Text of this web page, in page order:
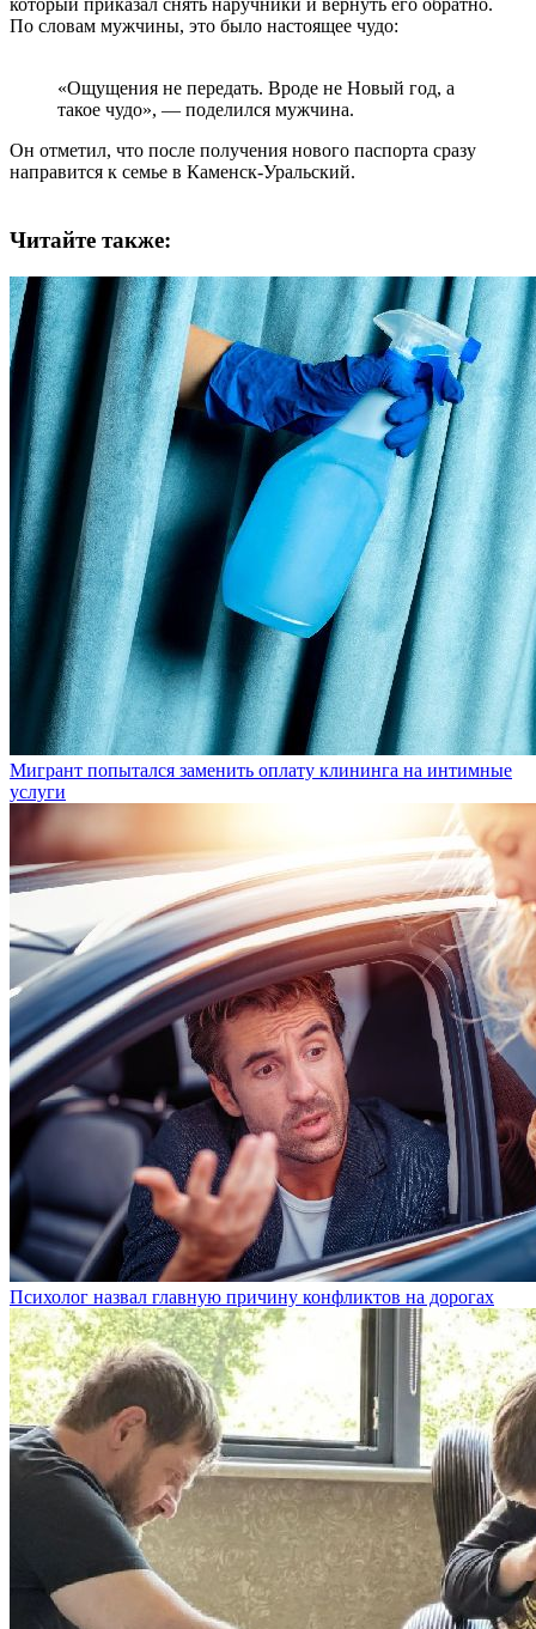
который приказал снять наручники и вернуть его обратно.
По словам мужчины, это было настоящее чудо:
«Ощущения не передать. Вроде не Новый год, а
такое чудо», — ​поделился мужчина.
Он отметил, что после получения нового паспорта сразу
направится к семье в Каменск-Уральский.
Читайте также:
Мигрант попытался заменить оплату клининга на интимные
услуги
Психолог назвал главную причину конфликтов на дорогах